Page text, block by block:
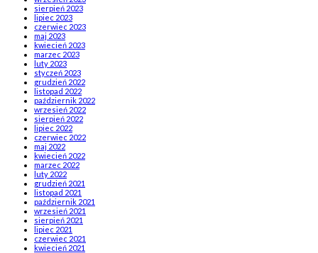
sierpień 2023
lipiec 2023
czerwiec 2023
maj 2023
kwiecień 2023
marzec 2023
luty 2023
styczeń 2023
grudzień 2022
listopad 2022
październik 2022
wrzesień 2022
sierpień 2022
lipiec 2022
czerwiec 2022
maj 2022
kwiecień 2022
marzec 2022
luty 2022
grudzień 2021
listopad 2021
październik 2021
wrzesień 2021
sierpień 2021
lipiec 2021
czerwiec 2021
kwiecień 2021